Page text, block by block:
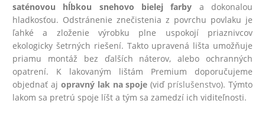
saténovou hĺbkou snehovo bielej farby a dokonalou
hladkosťou. Odstránenie znečistenia z povrchu povlaku je
ľahké a zloženie výrobku plne uspokojí priaznivcov
ekologicky šetrných riešení. Takto upravená lišta umožňuje
priamu montáž bez ďalších náterov, alebo ochranných
opatrení. K lakovaným lištám Premium doporučujeme
objednať aj opravný lak na spoje (viď príslušenstvo). Týmto
lakom sa pretrú spoje líšt a tým sa zamedzí ich viditeľnosti.